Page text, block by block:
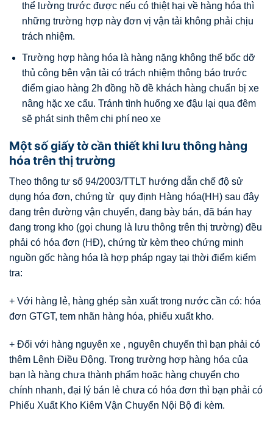
thể lường trước được nếu có thiệt hại về hàng hóa thì
những trường hợp này đơn vị vận tải không phải chịu
trách nhiệm.
Trường hợp hàng hóa là hàng nặng không thể bốc dỡ
thủ công bên vận tải có trách nhiệm thông báo trước
điểm giao hàng 2h đồng hồ đề khách hàng chuẩn bị xe
nâng hặc xe cẩu. Tránh tình huống xe đậu lại qua đêm
sẽ phát sinh thêm chi phí neo xe
Một số giấy tờ cần thiết khi lưu thông hàng
hóa trên thị trường
Theo thông tư số 94/2003/TTLT hướng dẫn chế độ sử
dụng hóa đơn, chứng từ quy định Hàng hóa(HH) sau đây
đang trên đường vận chuyển, đang bày bán, đã bán hay
đang trong kho (gọi chung là lưu thông trên thị trường) đều
phải có hóa đơn (HĐ), chứng từ kèm theo chứng minh
nguồn gốc hàng hóa là hợp pháp ngay tại thời điểm kiểm
tra:
+ Với hàng lẻ, hàng ghép sản xuất trong nước cần có: hóa
đơn GTGT, tem nhãn hàng hóa, phiếu xuất kho.
+ Đối với hàng nguyên xe , nguyên chuyến thì bạn phải có
thêm Lệnh Điều Động. Trong trường hợp hàng hóa của
bạn là hàng chưa thành phẩm hoặc hàng chuyển cho
chính nhanh, đại lý bán lẻ chưa có hóa đơn thì bạn phải có
Phiếu Xuất Kho Kiêm Vận Chuyển Nội Bộ đi kèm.